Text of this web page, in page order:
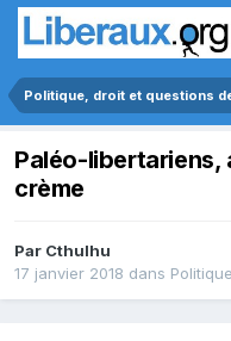
Politique, droit et questions
Paléo-libertariens,
crème
Par Cthulhu
17 janvier 2018 dans